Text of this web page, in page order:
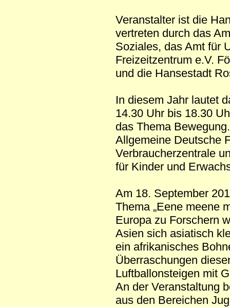
Veranstalter ist die
vertreten durch das
Soziales, das Amt für
Freizeitzentrum e.V.
und die Hansestadt
In diesem Jahr lautet
14.30 Uhr bis 18.30
das Thema
Allgemeine Deutsche
Verbraucherzentrale
für Kinder und
Am 18. September
Thema „Eene meene
Europa zu Forschern
Asien sich asiatisch
ein afrikanisches
Überraschungen
Luftballonsteigen mit
An der Veranstaltung
aus den Bereichen